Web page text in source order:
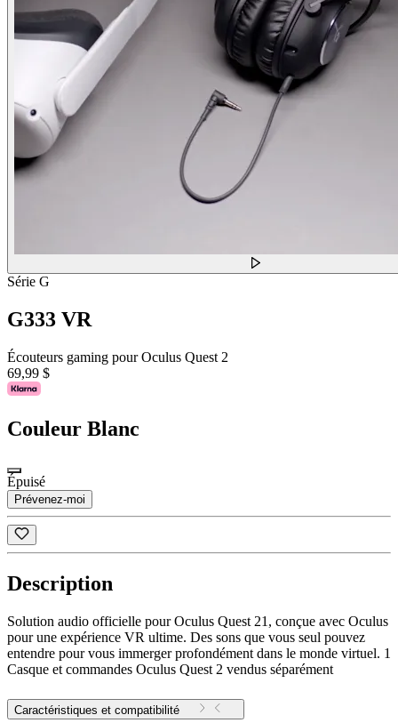
Série G
G333 VR
Écouteurs gaming pour Oculus Quest 2
69,99 $
Couleur Blanc
Épuisé
Prévenez-moi
Description
Solution audio officielle pour Oculus Quest 21, conçue avec Oculus
pour une expérience VR ultime. Des sons que vous seul pouvez
entendre pour vous immerger profondément dans le monde virtuel. 1
Casque et commandes Oculus Quest 2 vendus séparément
Caractéristiques et compatibilité